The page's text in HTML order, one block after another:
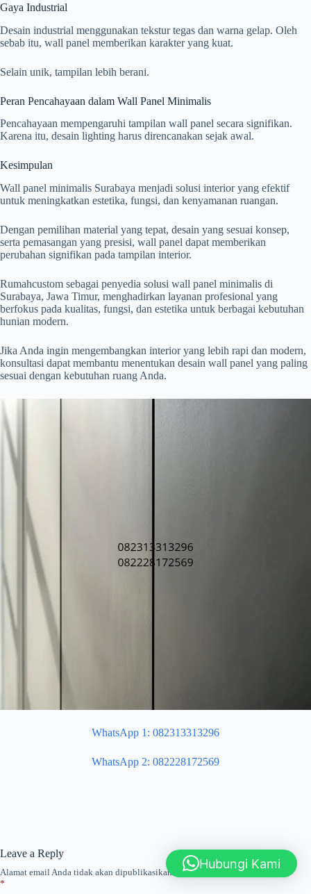
Gaya Industrial
Desain industrial menggunakan tekstur tegas dan warna gelap. Oleh
sebab itu, wall panel memberikan karakter yang kuat.
Selain unik, tampilan lebih berani.
Peran Pencahayaan dalam Wall Panel Minimalis
Pencahayaan mempengaruhi tampilan wall panel secara signifikan.
Karena itu, desain lighting harus direncanakan sejak awal.
Kesimpulan
Wall panel minimalis Surabaya menjadi solusi interior yang efektif
untuk meningkatkan estetika, fungsi, dan kenyamanan ruangan.
Dengan pemilihan material yang tepat, desain yang sesuai konsep,
serta pemasangan yang presisi, wall panel dapat memberikan
perubahan signifikan pada tampilan interior.
Rumahcustom sebagai penyedia solusi wall panel minimalis di
Surabaya, Jawa Timur, menghadirkan layanan profesional yang
berfokus pada kualitas, fungsi, dan estetika untuk berbagai kebutuhan
hunian modern.
Jika Anda ingin mengembangkan interior yang lebih rapi dan modern,
konsultasi dapat membantu menentukan desain wall panel yang paling
sesuai dengan kebutuhan ruang Anda.
WhatsApp 1: 082313313296
WhatsApp 2: 082228172569
Leave a Reply
Alamat email Anda tidak akan dipublikasikan.
Ruas yang wajib ditandai
*
Hubungi Kami